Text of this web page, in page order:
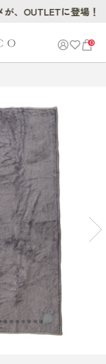
0
に登場！